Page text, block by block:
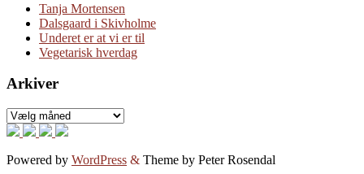
Tanja Mortensen
Dalsgaard i Skivholme
Underet er at vi er til
Vegetarisk hverdag
Arkiver
Arkiver
Powered by WordPress & Theme by Peter Rosendal